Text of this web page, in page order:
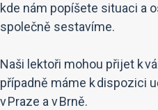
kde nám popíšete situaci a
společně sestavíme.
Naši lektoři mohou přijet k
případně máme k dispozici
v Praze a v Brně.